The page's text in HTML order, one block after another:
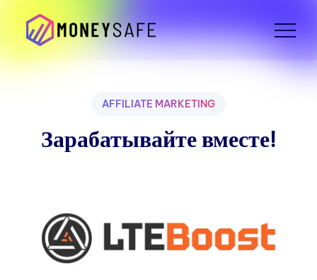
AFFILIATE MARKETING
Зарабатывайте вместе!